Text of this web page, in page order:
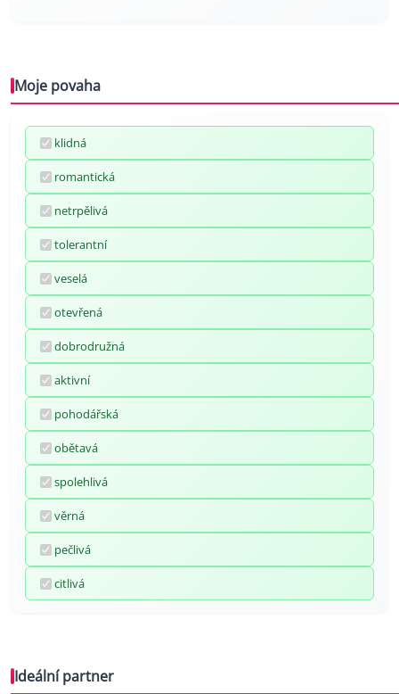
Moje povaha
klidná
romantická
netrpělivá
tolerantní
veselá
otevřená
dobrodružná
aktivní
pohodářská
obětavá
spolehlivá
věrná
pečlivá
citlivá
Ideální partner